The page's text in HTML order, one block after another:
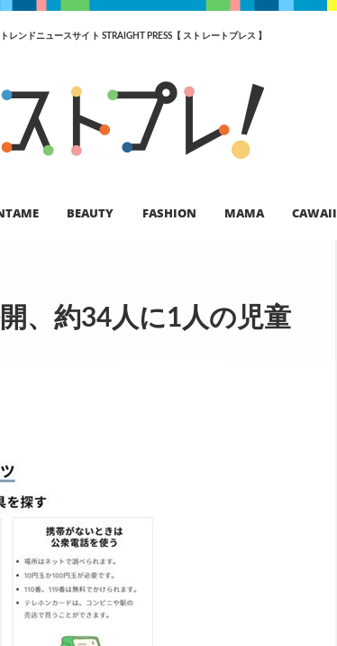
トレンドニュースサイト STRAIGHT PRESS【 ストレートプレス 】
BEAUTY FASHION MAMA CAWAII
、約34人に1人の児童